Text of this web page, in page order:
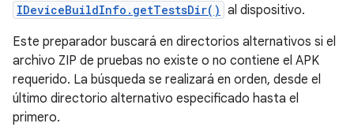
IDeviceBuildInfo.getTestsDir() al dispositivo.
Este preparador buscará en directorios alternativos si el
archivo ZIP de pruebas no existe o no contiene el APK
requerido. La búsqueda se realizará en orden, desde el
último directorio alternativo especificado hasta el
primero.